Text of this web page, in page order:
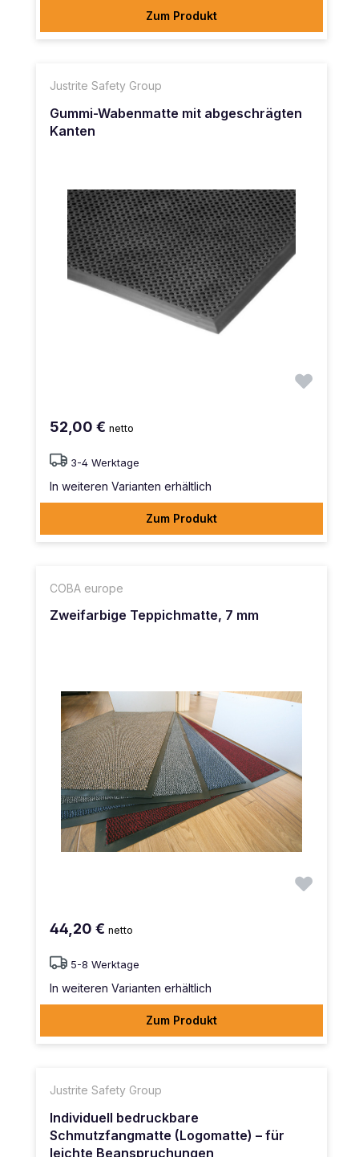
Zum Produkt
Justrite Safety Group
Gummi-Wabenmatte mit abgeschrägten
Kanten
52,00 € netto
3-4 Werktage
In weiteren Varianten erhältlich
Zum Produkt
COBA europe
Zweifarbige Teppichmatte, 7 mm
44,20 € netto
5-8 Werktage
In weiteren Varianten erhältlich
Zum Produkt
Justrite Safety Group
Individuell bedruckbare
Schmutzfangmatte (Logomatte) – für
leichte Beanspruchungen